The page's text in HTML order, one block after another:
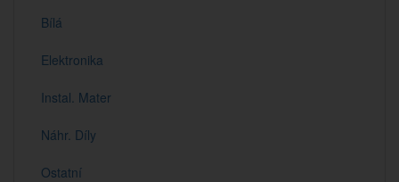
Bílá
Elektronika
Instal. Mater
Náhr. Díly
Ostatní